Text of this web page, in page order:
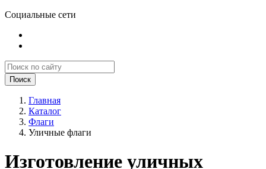
Социальные сети
Поиск
Главная
Каталог
Флаги
Уличные флаги
Изготовление уличных